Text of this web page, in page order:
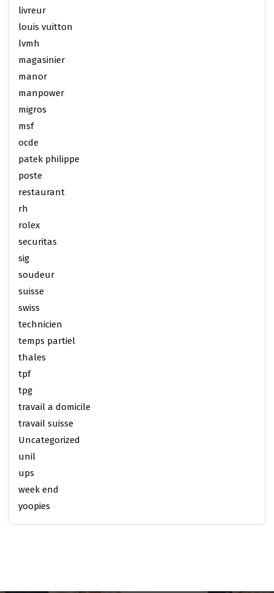
livreur
louis vuitton
lvmh
magasinier
manor
manpower
migros
msf
ocde
patek philippe
poste
restaurant
rh
rolex
securitas
sig
soudeur
suisse
swiss
technicien
temps partiel
thales
tpf
tpg
travail a domicile
travail suisse
Uncategorized
unil
ups
week end
yoopies